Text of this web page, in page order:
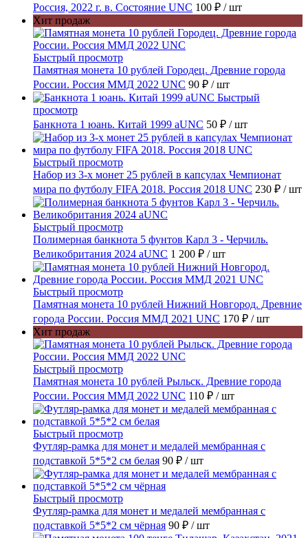
Россия, 2022 г. в. Состояние UNC 100 ₽ / шт
Хит продаж
Быстрый просмотр
Памятная монета 10 рублей Городец. Древние города
России. Россия ММД 2022 UNC 90 ₽ / шт
Быстрый
просмотр
Банкнота 1 юань. Китай 1999 aUNC 50 ₽ / шт
Быстрый просмотр
Набор из 3-х монет 25 рублей в капсулах Чемпионат
мира по футболу FIFA 2018. Россия 2018 UNC 230 ₽ / шт
Быстрый просмотр
Полимерная банкнота 5 фунтов Карл 3 - Черчиль.
Великобритания 2024 aUNC 1 200 ₽ / шт
Быстрый просмотр
Памятная монета 10 рублей Нижний Новгород. Древние
города России. Россия ММД 2021 UNC 170 ₽ / шт
Хит продаж
Быстрый просмотр
Памятная монета 10 рублей Рыльск. Древние города
России. Россия ММД 2022 UNC 110 ₽ / шт
Быстрый просмотр
Футляр-рамка для монет и медалей мембранная с
подставкой 5*5*2 см белая 90 ₽ / шт
Быстрый просмотр
Футляр-рамка для монет и медалей мембранная с
подставкой 5*5*2 см чёрная 90 ₽ / шт